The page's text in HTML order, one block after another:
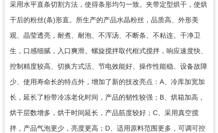
采用水平直条切割方法，使得条形均匀一致。夹带定型烘干，使烘
干后的粉丝(条)形直。所生产的产品水晶粉丝，品质高、外形美
观、晶莹透亮，耐煮、耐泡、不浑汤、不断条、不粘连。干净卫
生，口感细腻，入口爽滑。螺旋搅拌取代框式搅拌，响应速度快、
控制精度较高、切换方式活、节电效能好、操作性能稳、设备故障
少、使用寿命长的特点外，增加了新的技改亮点：A、冷库加宽加
长，延长了粉带冷冻老化时间，产品的韧性较强；B、烘箱加高，
烘干层数增多，烘干时间延长，产品筋度较好；C、采用真空搅
拌，产品气泡更少，亮度更高；D、适用原料范围更多，可调可控